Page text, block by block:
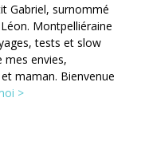
Gabriel, surnommé
Montpelliéraine
tests et slow
mes envies,
maman. Bienvenue
>